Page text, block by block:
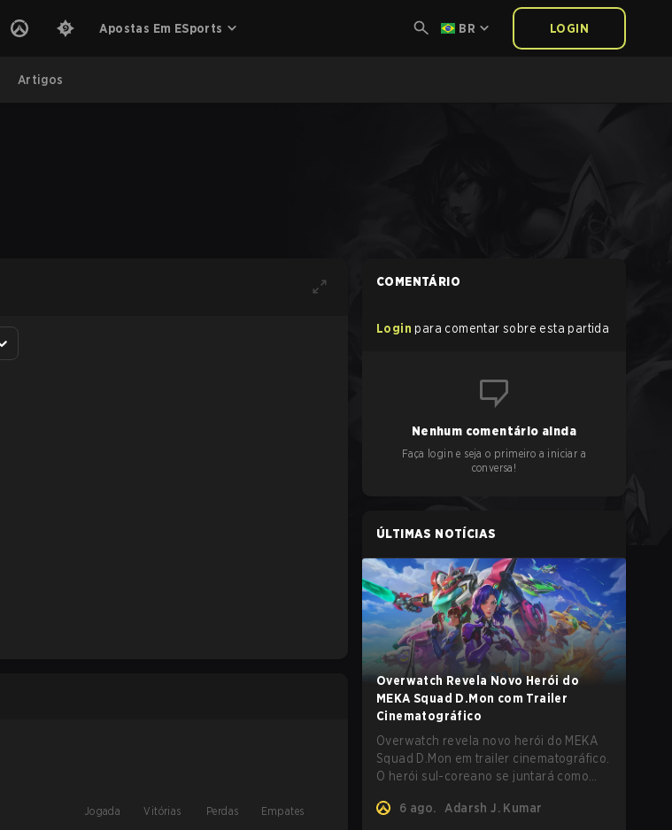
Apostas Em ESports BR LOGIN
Artigos
Jogada Vitórias Perdas Empates
COMENTÁRIO
Login para comentar sobre esta partida
Nenhum comentário ainda
Faça login e seja o primeiro a iniciar a
conversa!
ÚLTIMAS NOTÍCIAS
Overwatch Revela Novo Herói do
MEKA Squad D.Mon com Trailer
Cinematográfico
Overwatch revela novo herói do MEKA
Squad D.Mon em trailer cinematográfico.
O herói sul-coreano se juntará como
6 ago.
Adarsh J. Kumar